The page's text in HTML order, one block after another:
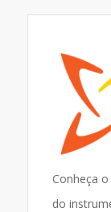
Conheça
do